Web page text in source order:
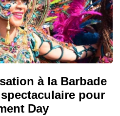
à la Barbade
pour
Day